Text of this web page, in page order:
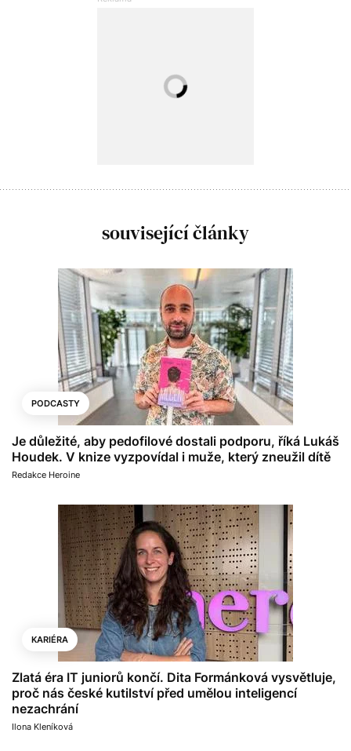
související články
PODCASTY
Je důležité, aby pedofilové dostali podporu, říká Lukáš
Houdek. V knize vyzpovídal i muže, který zneužil dítě
Redakce Heroine
KARIÉRA
Zlatá éra IT juniorů končí. Dita Formánková vysvětluje,
proč nás české kutilství před umělou inteligencí
nezachrání
Ilona Kleníková